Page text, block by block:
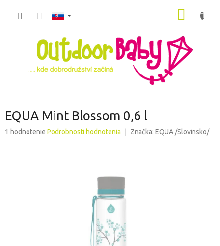
EQUA Mint Blossom 0,6 l
Priemerné
1 hodnotenie Podrobnosti hodnotenia Značka: EQUA /Slovinsko/